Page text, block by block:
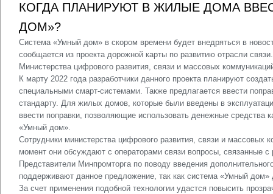
КОГДА ПЛАНИРУЮТ В ЖИЛЫЕ ДОМА
ДОМ»?
Система «Умный дом» в скором времени будет внедряться в
сообщается из проекта дорожной карты по развитию отрасли
Министерства цифрового развития, связи и массовых
К марту 2022 года разработчики данного проекта планируют
специальными смарт-системами. Также предлагается ввести
стандарту. Для жилых домов, которые были введены в
ввести поправки, позволяющие использовать денежные средства
«Умный дом».
Сотрудники министерства цифрового развития, связи и
момент они обсуждают с операторами связи вопросы, связанные с
Представители Минпромторга по поводу введения
поддерживают данное предложение, так как система «Умный дом»
За счет применения подобной технологии удастся повысить